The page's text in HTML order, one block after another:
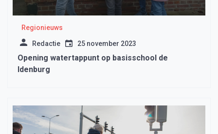
Regionieuws
Redactie 25 november 2023
Opening watertappunt op basisschool de
Idenburg